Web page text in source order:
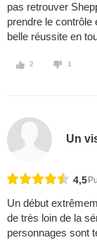
pas retrouver
prendre le
belle réussite en
2 1
Un
4,5
Un début
de très loin de la
personnages sont